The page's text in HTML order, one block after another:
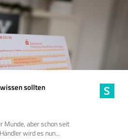
sollten
Munde, aber schon seit
wird es nun...